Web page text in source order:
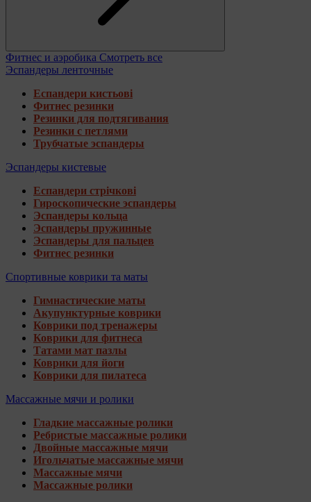
Фитнес и аэробика Смотреть все
Эспандеры ленточные
Еспандери кистьові
Фитнес резинки
Резинки для подтягивания
Резинки с петлями
Трубчатые эспандеры
Эспандеры кистевые
Еспандери стрічкові
Гироскопические эспандеры
Эспандеры кольца
Эспандеры пружинные
Эспандеры для пальцев
Фитнес резинки
Спортивные коврики та маты
Гимнастические маты
Акупунктурные коврики
Коврики под тренажеры
Коврики для фитнеса
Татами мат пазлы
Коврики для йоги
Коврики для пилатеса
Массажные мячи и ролики
Гладкие массажные ролики
Ребристые массажные ролики
Двойные массажные мячи
Игольчатые массажные мячи
Массажные мячи
Массажные ролики